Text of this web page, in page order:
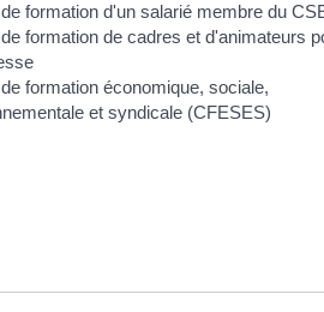
formation d'un salarié membre du
formation de cadres et d'animateurs
formation économique, sociale,
et syndicale (CFESES)